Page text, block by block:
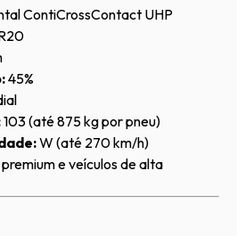
ContiCrossContact UHP
45%
103 (até 875 kg por pneu)
W (até 270 km/h)
premium e veículos de alta